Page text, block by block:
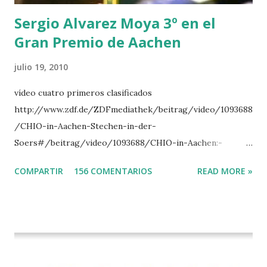
del Gran Premio en su vuelta de honor
Sergio Alvarez Moya 3º en el
Gran Premio de Aachen
julio 19, 2010
vídeo cuatro primeros clasificados
http://www.zdf.de/ZDFmediathek/beitrag/video/1093688
/CHIO-in-Aachen-Stechen-in-der-
Soers#/beitrag/video/1093688/CHIO-in-Aachen:-
COMPARTIR 156 COMENTARIOS READ MORE »